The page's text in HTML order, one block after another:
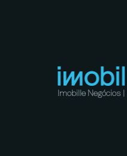
Imobille Negócios